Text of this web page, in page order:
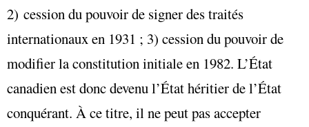
2) cession du pouvoir de signer des traités
internationaux en 1931 ; 3) cession du pouvoir de
modifier la constitution initiale en 1982. L’État
canadien est donc devenu l’État héritier de l’État
conquérant. À ce titre, il ne peut pas accepter